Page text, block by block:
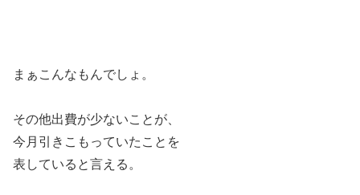
まぁこんなもんでしょ。
その他出費が少ないことが、
今月引きこもっていたことを
表していると言える。